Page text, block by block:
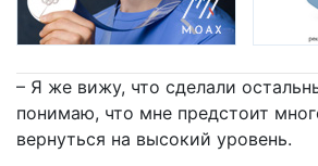
– Я же вижу, что сделали
понимаю, что мне предстоит
вернуться на высокий уровень.